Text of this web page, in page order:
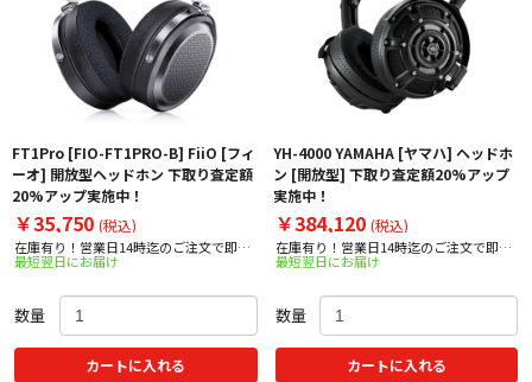
FT1Pro [FIO-FT1PRO-B] FiiO [フィ
ーオ] 開放型ヘッドホン 下取り査定額
20%アップ実施中！
￥35,750 (税込)
在庫有り！営業日14時迄のご注文で即日
出荷！
最短翌日にお届け
数量
カートに入れる
YH-4000 YAMAHA [ヤマハ] ヘッドホ
ン [開放型] 下取り査定額20%アップ
実施中！
￥384,120 (税込)
在庫有り！営業日14時迄のご注文で即日
出荷！
最短翌日にお届け
数量
カートに入れる